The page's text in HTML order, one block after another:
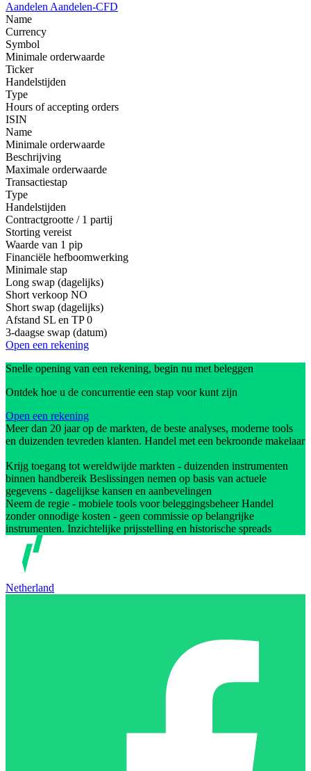
Aandelen Aandelen-CFD
Name
Currency
Symbol
Minimale orderwaarde
Ticker
Handelstijden
Type
Hours of accepting orders
ISIN
Name
Minimale orderwaarde
Beschrijving
Maximale orderwaarde
Transactiestap
Type
Handelstijden
Contractgrootte / 1 partij
Storting vereist
Waarde van 1 pip
Financiële hefboomwerking
Minimale stap
Long swap (dagelijks)
Short verkoop NO
Short swap (dagelijks)
Afstand SL en TP 0
3-daagse swap (datum)
Open een rekening
Snelle opening van een rekening, begin nu met beleggen
Ontdek hoe u de concurrentie een stap voor kunt zijn
Open een rekening
Meer dan 20 jaar op de markten, de beste analyses, moderne tools
en duizenden tevreden klanten. Handel met een bekroonde makelaar
Krijg toegang tot wereldwijde markten - duizenden instrumenten
binnen handbereik Beslissingen nemen op basis van actuele
gegevens - dagelijkse kansen en aanbevelingen
Neem de regie - mobiele tools voor beleggingsbeheer Handel
zonder onnodige kosten - geen commissie op belangrijke
instrumenten. Inzichtelijke prijsstelling en historische spreads
Netherland